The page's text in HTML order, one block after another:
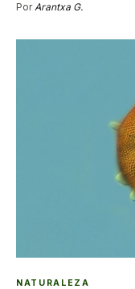
Por Arantxa G.
NATURALEZA